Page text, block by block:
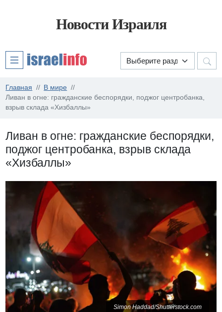
Новости Израиля
Главная
В мире
Ливан в огне: гражданские беспорядки, поджог центробанка,
взрыв склада «Хизбаллы»
Ливан в огне: гражданские беспорядки,
поджог центробанка, взрыв склада
«Хизбаллы»
Simon Haddad/Shutterstock.com